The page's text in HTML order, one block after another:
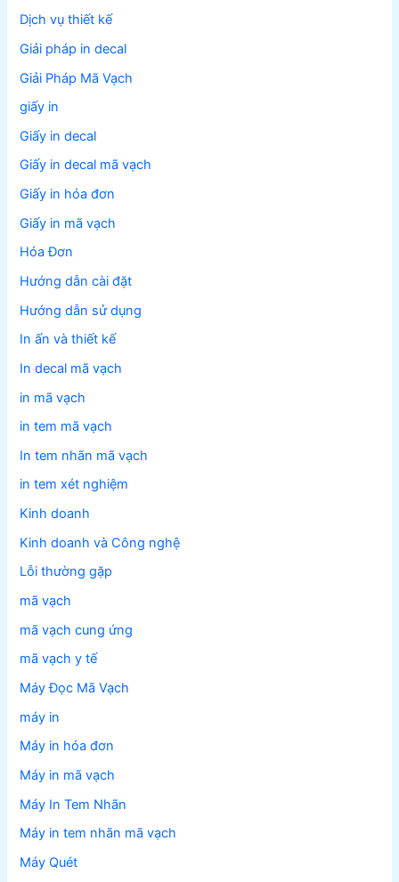
Dịch vụ thiết kế
Giải pháp in decal
Giải Pháp Mã Vạch
giấy in
Giấy in decal
Giấy in decal mã vạch
Giấy in hóa đơn
Giấy in mã vạch
Hóa Đơn
Hướng dẫn cài đặt
Hướng dẫn sử dụng
In ấn và thiết kế
In decal mã vạch
in mã vạch
in tem mã vạch
In tem nhãn mã vạch
in tem xét nghiệm
Kinh doanh
Kinh doanh và Công nghệ
Lỗi thường gặp
mã vạch
mã vạch cung ứng
mã vạch y tế
Máy Đọc Mã Vạch
máy in
Máy in hóa đơn
Máy in mã vạch
Máy In Tem Nhãn
Máy in tem nhãn mã vạch
Máy Quét